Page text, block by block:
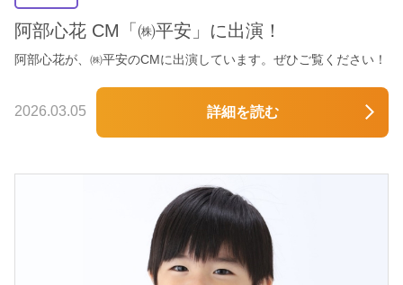
阿部心花 CM「㈱平安」に出演！
阿部心花が、㈱平安のCMに出演しています。ぜひご覧ください！
2026.03.05 詳細を読む